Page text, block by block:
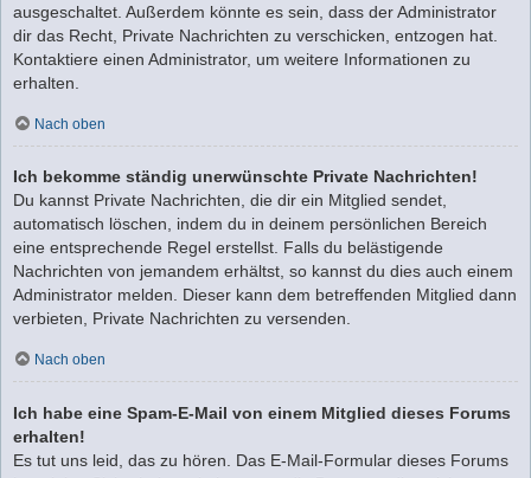
ausgeschaltet. Außerdem könnte es sein, dass der Administrator
dir das Recht, Private Nachrichten zu verschicken, entzogen hat.
Kontaktiere einen Administrator, um weitere Informationen zu
erhalten.
Nach oben
Ich bekomme ständig unerwünschte Private Nachrichten!
Du kannst Private Nachrichten, die dir ein Mitglied sendet,
automatisch löschen, indem du in deinem persönlichen Bereich
eine entsprechende Regel erstellst. Falls du belästigende
Nachrichten von jemandem erhältst, so kannst du dies auch einem
Administrator melden. Dieser kann dem betreffenden Mitglied dann
verbieten, Private Nachrichten zu versenden.
Nach oben
Ich habe eine Spam-E-Mail von einem Mitglied dieses Forums
erhalten!
Es tut uns leid, das zu hören. Das E-Mail-Formular dieses Forums